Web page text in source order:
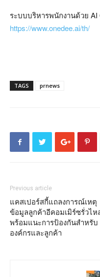
ระบบบริหารพนักงานด้วย AI
https://www.onedee.ai/th/
TAGS prnews
Previous article
แคสเปอร์สกี้แถลงการณ์เหตุ
ข้อมูลลูกค้าอีคอมเมิร์ซรั่วไห
พร้อมแนะการป้องกันสำหรับ
องค์กรและลูกค้า